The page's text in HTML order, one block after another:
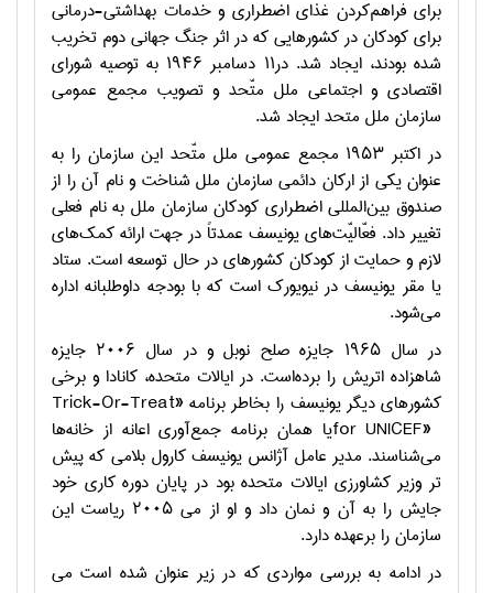
برای فراهم‌کردن غذای اضطراری و خدمات بهداشتی-درمانی
برای کودکان در کشورهایی که در اثر جنگ جهانی دوم تخریب
شده بودند، ایجاد شد. در۱۱ دسامبر ۱۹۴۶ به توصیه شورای
اقتصادی و اجتماعی ملل متّحد و تصویب مجمع عمومی
سازمان ملل متحد ایجاد شد.
در اکتبر ۱۹۵۳ مجمع عمومی ملل متّحد این سازمان را به
عنوان یکی از ارکان دائمی سازمان ملل شناخت و نام آن را از
صندوق بین‌المللی اضطراری کودکان سازمان ملل به نام فعلی
تغییر داد. فعّالیّت‌های یونیسف عمدتاً در جهت ارائه کمک‌های
لازم و حمایت از کودکان کشورهای در حال توسعه است. ستاد
یا مقر یونیسف در نیویورک است که با بودجه داوطلبانه اداره
می‌شود.
در سال ۱۹۶۵ جایزه صلح نوبل و در سال ۲۰۰۶ جایزه
شاهزاده اتریش را برده‌است. در ایالات متحده، کانادا و برخی
کشورهای دیگر یونیسف را بخاطر برنامه «Trick-Or-Treat
for UNICEF»یا همان برنامه جمع‌آوری اعانه از خانه‌ها
می‌شناسند. مدیر عامل آژانس یونیسف کارول بلامی که پیش
تر وزیر کشاورزی ایالات متحده بود در پایان دوره کاری خود
جایش را به آن و نمان داد و او از می ۲۰۰۵ ریاست این
سازمان را برعهده دارد.
در ادامه به بررسی مواردی که در زیر عنوان شده است می